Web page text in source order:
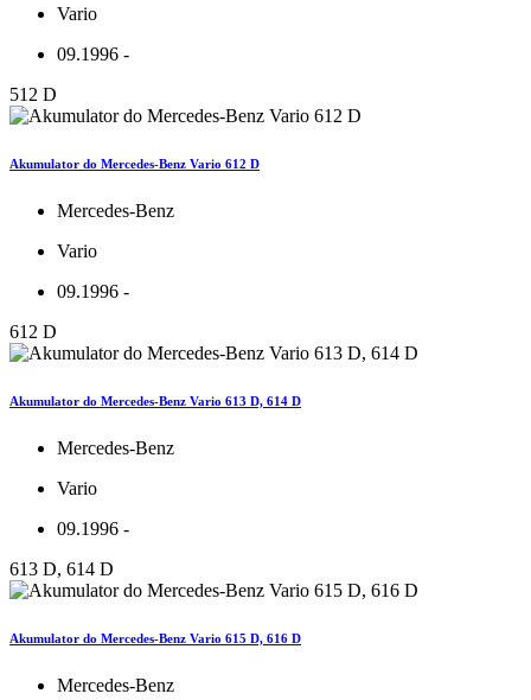
Vario
09.1996 -
512 D
Akumulator do Mercedes-Benz Vario 612 D
Mercedes-Benz
Vario
09.1996 -
612 D
Akumulator do Mercedes-Benz Vario 613 D, 614 D
Mercedes-Benz
Vario
09.1996 -
613 D, 614 D
Akumulator do Mercedes-Benz Vario 615 D, 616 D
Mercedes-Benz